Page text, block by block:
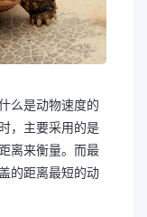
么是动物速度的
，主要采用的是
离来衡量。而最
的距离最短的动